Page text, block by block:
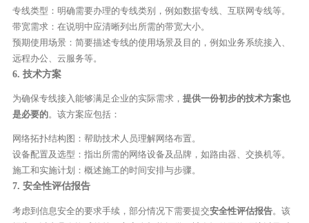
专线类型：明确需要办理的专线类别，例如数据专线、互联网专线等。
带宽需求：在说明中应清晰列出所需的带宽大小。
预期使用场景：简要描述专线的使用场景及目的，例如业务系统接入、
远程办公、云服务等。
6. 技术方案
为确保专线接入能够满足企业的实际需求， 提供一份初步的技术方案也
是必要的。该方案应包括：
网络拓扑结构图：帮助技术人员理解网络布置。
设备配置及选型：指出所需的网络设备及品牌，如路由器、交换机等。
施工和实施计划：概述施工的时间安排与步骤。
7. 安全性评估报告
考虑到信息安全的要求手续，部分情况下需要提交安全性评估报告。该